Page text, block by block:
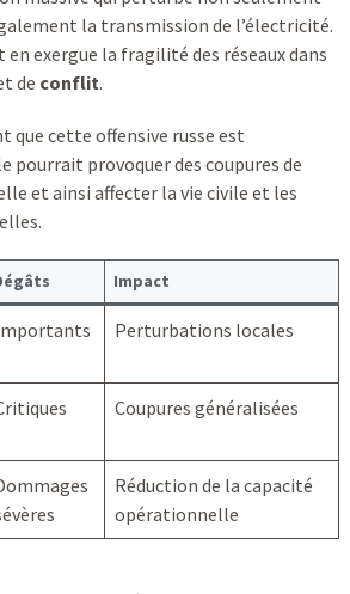
la transmission de l’électricité.
en exergue la fragilité des réseaux dans
de conflit.
que cette offensive russe est
pourrait provoquer des coupures de
et ainsi affecter la vie civile et les
Impact
Perturbations locales
Coupures généralisées
Réduction de la capacité
opérationnelle